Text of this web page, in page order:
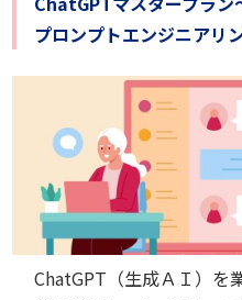
プロンプトエンジニアリ
ChatGPT（生成ＡＩ）を